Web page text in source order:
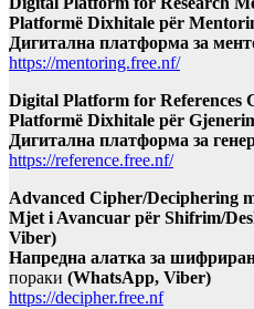
Platformë Dixhitale për
Дигитална платформа за
https://mentoring.free.nf/
Digital Platform for References
Platformë Dixhitale për
Дигитална платформа за
https://reference.free.nf/
Advanced Cipher/Deciphering
Mjet i Avancuar për Shifrim/
Viber)
Напредна алатка за
пораки (WhatsApp, Viber)
https://decipher.free.nf